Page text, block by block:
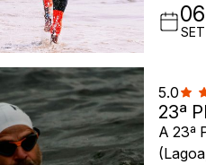
evento.
06
SET
5.0
23ª
A 23ª